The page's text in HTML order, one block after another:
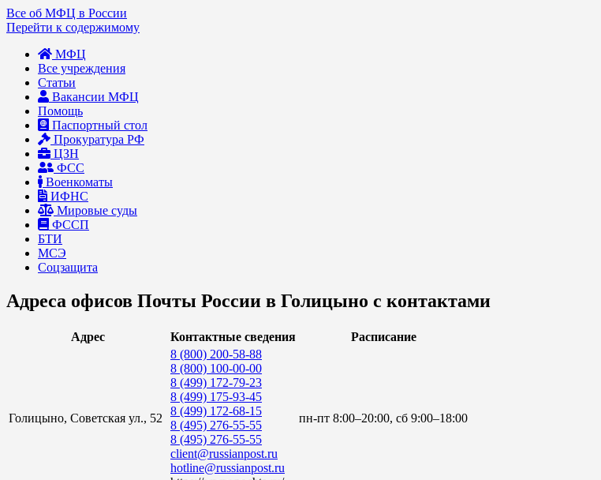
Все об МФЦ в России
Перейти к содержимому
МФЦ
Все учреждения
Статьи
Вакансии МФЦ
Помощь
Паспортный стол
Прокуратура РФ
ЦЗН
ФСС
Военкоматы
ИФНС
Мировые суды
ФССП
БТИ
МСЭ
Соцзащита
Адреса офисов Почты России в Голицыно с контактами
Адрес Контактные сведения Расписание
Голицыно, Советская ул., 52
8 (800) 200-58-88
8 (800) 100-00-00
8 (499) 172-79-23
8 (499) 175-93-45
8 (499) 172-68-15
8 (495) 276-55-55
8 (495) 276-55-55
client@russianpost.ru
hotline@russianpost.ru
пн-пт 8:00–20:00, сб 9:00–18:00